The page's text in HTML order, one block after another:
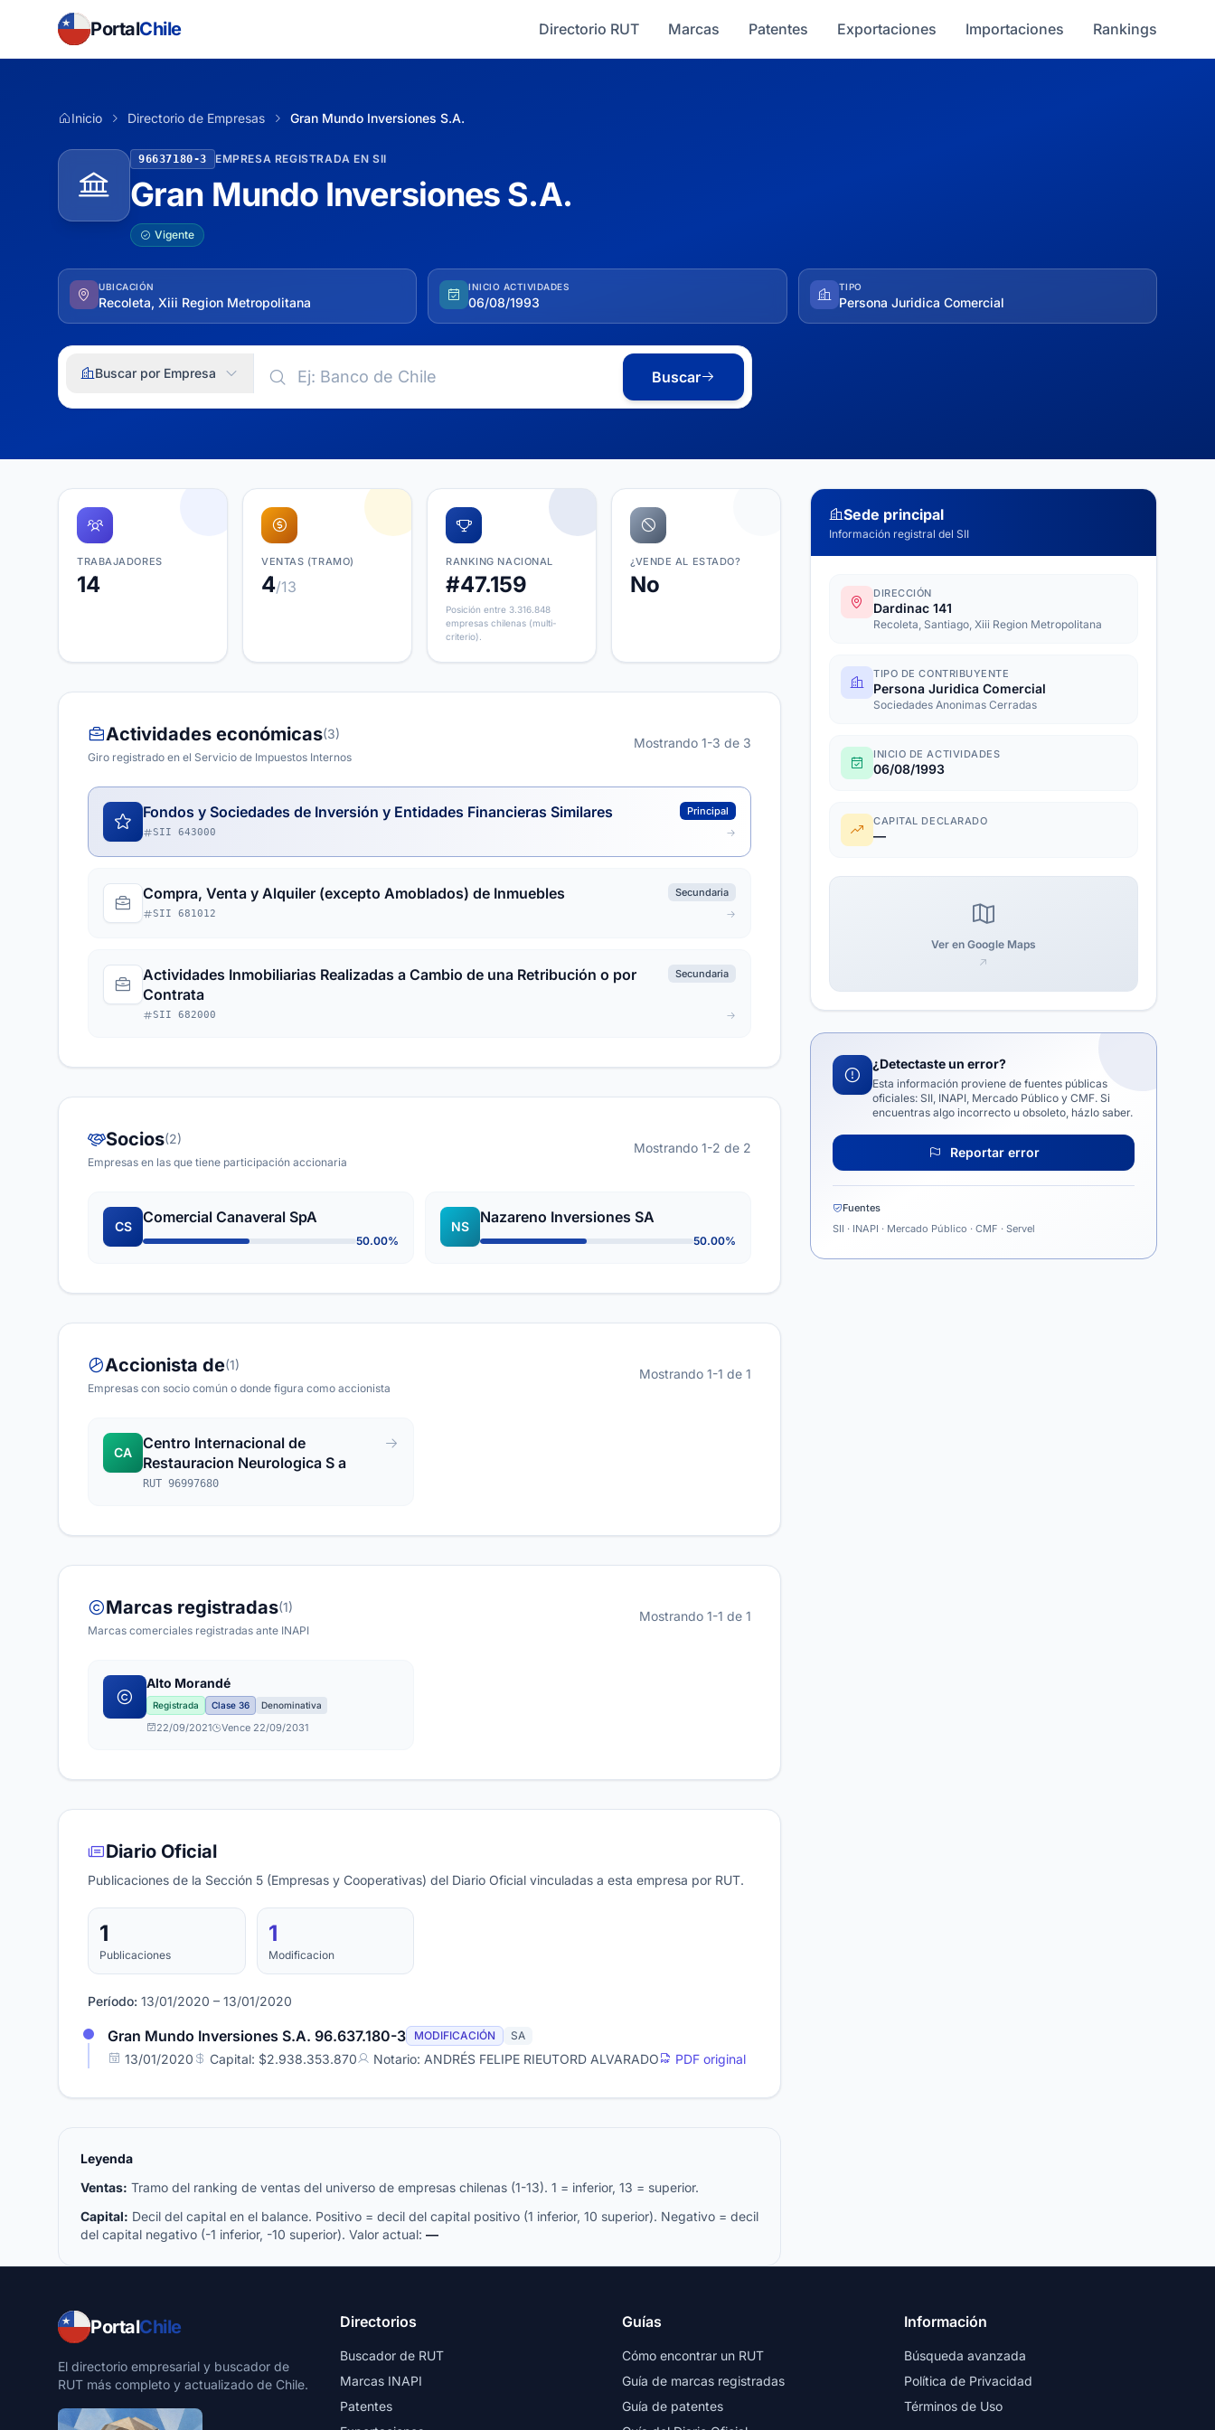
PortalChile Directorio RUT Marcas Patentes Exportaciones Importaciones Rankings
Inicio Directorio de Empresas Gran Mundo Inversiones S.A.
96637180-3 EMPRESA REGISTRADA EN SII
Gran Mundo Inversiones S.A.
Vigente
UBICACIÓN
Recoleta, Xiii Region Metropolitana
INICIO ACTIVIDADES
06/08/1993
TIPO
Persona Juridica Comercial
Buscar por Empresa Buscar
TRABAJADORES
14
VENTAS (TRAMO)
4/13
RANKING NACIONAL
#47.159
Posición entre 3.316.848
empresas chilenas (multi-
criterio).
¿VENDE AL ESTADO?
No
Actividades económicas(3)
Giro registrado en el Servicio de Impuestos Internos
Mostrando 1-3 de 3
Fondos y Sociedades de Inversión y Entidades Financieras Similares Principal
SII 643000
Compra, Venta y Alquiler (excepto Amoblados) de Inmuebles Secundaria
SII 681012
Actividades Inmobiliarias Realizadas a Cambio de una Retribución o por
Contrata
Secundaria
SII 682000
Socios(2)
Empresas en las que tiene participación accionaria
Mostrando 1-2 de 2
CS
Comercial Canaveral SpA
50.00%
NS
Nazareno Inversiones SA
50.00%
Accionista de(1)
Empresas con socio común o donde figura como accionista
Mostrando 1-1 de 1
CA
Centro Internacional de
Restauracion Neurologica S a
RUT 96997680
Marcas registradas(1)
Marcas comerciales registradas ante INAPI
Mostrando 1-1 de 1
Alto Morandé
Registrada Clase 36 Denominativa
22/09/2021 Vence 22/09/2031
Diario Oficial
Publicaciones de la Sección 5 (Empresas y Cooperativas) del Diario Oficial vinculadas a esta empresa por RUT.
1
Publicaciones
1
Modificacion
Período: 13/01/2020 – 13/01/2020
Gran Mundo Inversiones S.A. 96.637.180-3 MODIFICACIÓN SA
13/01/2020 Capital: $2.938.353.870 Notario: ANDRÉS FELIPE RIEUTORD ALVARADO PDF original
Leyenda
Ventas: Tramo del ranking de ventas del universo de empresas chilenas (1-13). 1 = inferior, 13 = superior.
Capital: Decil del capital en el balance. Positivo = decil del capital positivo (1 inferior, 10 superior). Negativo = decil
del capital negativo (-1 inferior, -10 superior). Valor actual: —
Sede principal
Información registral del SII
DIRECCIÓN
Dardinac 141
Recoleta, Santiago, Xiii Region Metropolitana
TIPO DE CONTRIBUYENTE
Persona Juridica Comercial
Sociedades Anonimas Cerradas
INICIO DE ACTIVIDADES
06/08/1993
CAPITAL DECLARADO
—
Ver en Google Maps
¿Detectaste un error?
Esta información proviene de fuentes públicas
oficiales: SII, INAPI, Mercado Público y CMF. Si
encuentras algo incorrecto u obsoleto, házlo saber.
Reportar error
Fuentes
SII · INAPI · Mercado Público · CMF · Servel
PortalChile
El directorio empresarial y buscador de
RUT más completo y actualizado de Chile.
Directorios
Buscador de RUT
Marcas INAPI
Patentes
Guías
Cómo encontrar un RUT
Guía de marcas registradas
Guía de patentes
Información
Búsqueda avanzada
Política de Privacidad
Términos de Uso